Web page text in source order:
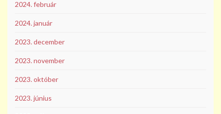
2024. február
2024. január
2023. december
2023. november
2023. október
2023. június